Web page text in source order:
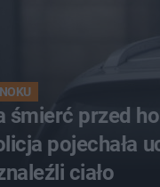
śmierć przed
pojechała
ciało